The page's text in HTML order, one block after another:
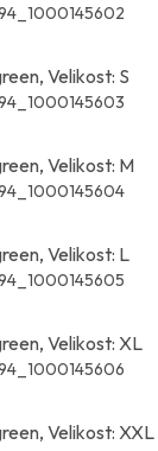
Velikost: S
Velikost: M
Velikost: L
Velikost: XL
Velikost: XXL